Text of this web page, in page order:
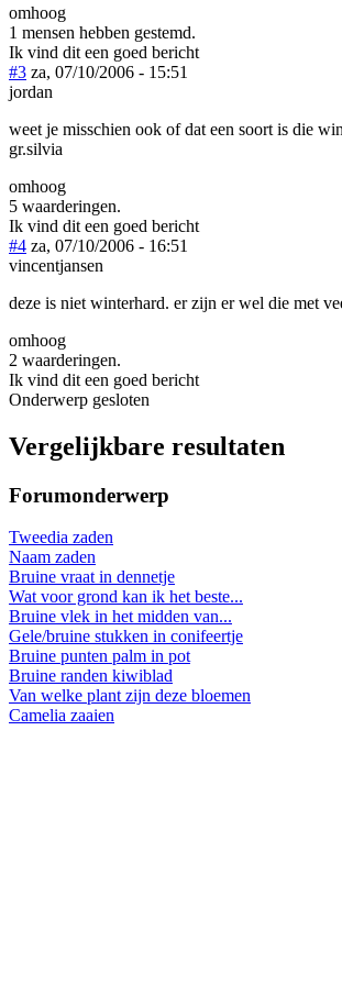
omhoog
1 mensen hebben gestemd.
Ik vind dit een goed bericht
#3 za, 07/10/2006 - 15:51
jordan
weet je misschien ook of dat een soort is die
gr.silvia
omhoog
5 waarderingen.
Ik vind dit een goed bericht
#4 za, 07/10/2006 - 16:51
vincentjansen
deze is niet winterhard. er zijn er wel die met
omhoog
2 waarderingen.
Ik vind dit een goed bericht
Onderwerp gesloten
Vergelijkbare resultaten
Forumonderwerp
Tweedia zaden
Naam zaden
Bruine vraat in dennetje
Wat voor grond kan ik het beste...
Bruine vlek in het midden van...
Gele/bruine stukken in conifeertje
Bruine punten palm in pot
Bruine randen kiwiblad
Van welke plant zijn deze bloemen
Camelia zaaien